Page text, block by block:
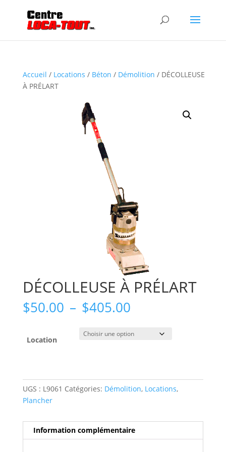
Accueil / Locations / Béton / Démolition / DÉCOLLEUSE
À PRÉLART
DÉCOLLEUSE À PRÉLART
$50.00 – $405.00Plage
prix :
$50.00
Location
UGS : L9061 Catégories: Démolition, Locations,
Plancher
Information complémentaire